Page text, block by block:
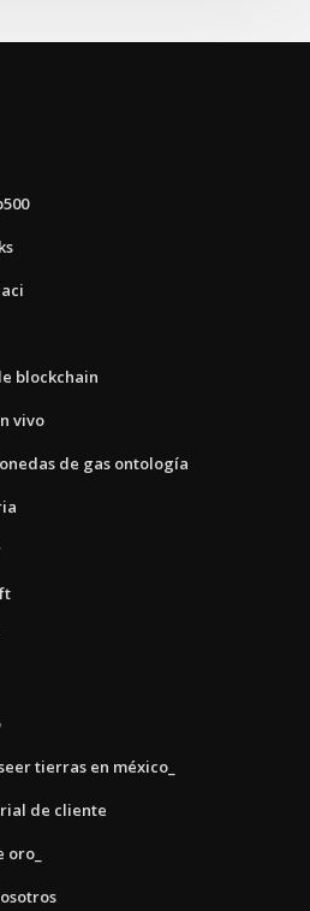
blockchain
vivo
de gas ontología
tierras en méxico_
de cliente